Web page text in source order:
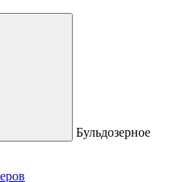
Бульдозерное